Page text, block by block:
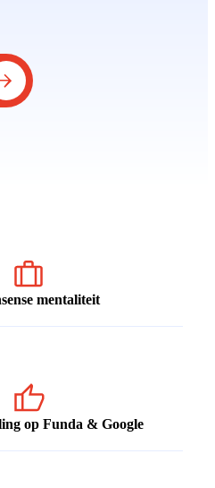
mentaliteit
op Funda & Google